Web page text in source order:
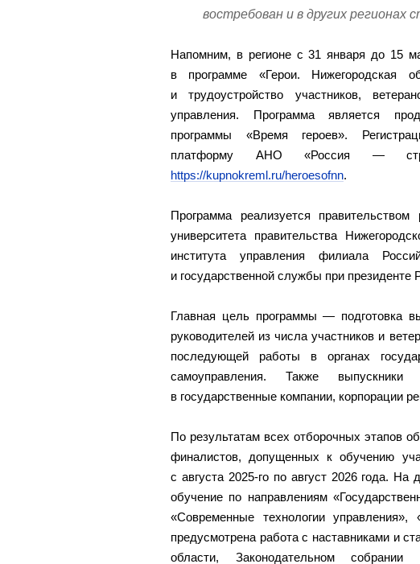
востребован и в других
Напомним, в регионе с 31 января до 15
в программе «Герои. Нижегородская
и трудоустройство участников,
управления. Программа является
программы «Время героев».
платформу АНО «Россия —
https://kupnokreml.ru/heroesofnn.
Программа реализуется
университета правительства
института управления филиала
и государственной службы при
Главная цель программы — подготовка
руководителей из числа участников и
последующей работы в органах
самоуправления. Также выпускники
в государственные компании, корпорации
По результатам всех отборочных этапов
финалистов, допущенных к обучению
с августа 2025-го по август 2026 года.
обучение по направлениям
«Современные технологии
предусмотрена работа с наставниками и
области, Законодательном